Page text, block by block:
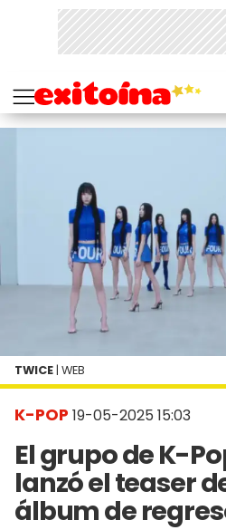
K-POP 19-05-2025 15:03
El grupo de K-
lanzó el teaser
álbum de
TWICE | WEB